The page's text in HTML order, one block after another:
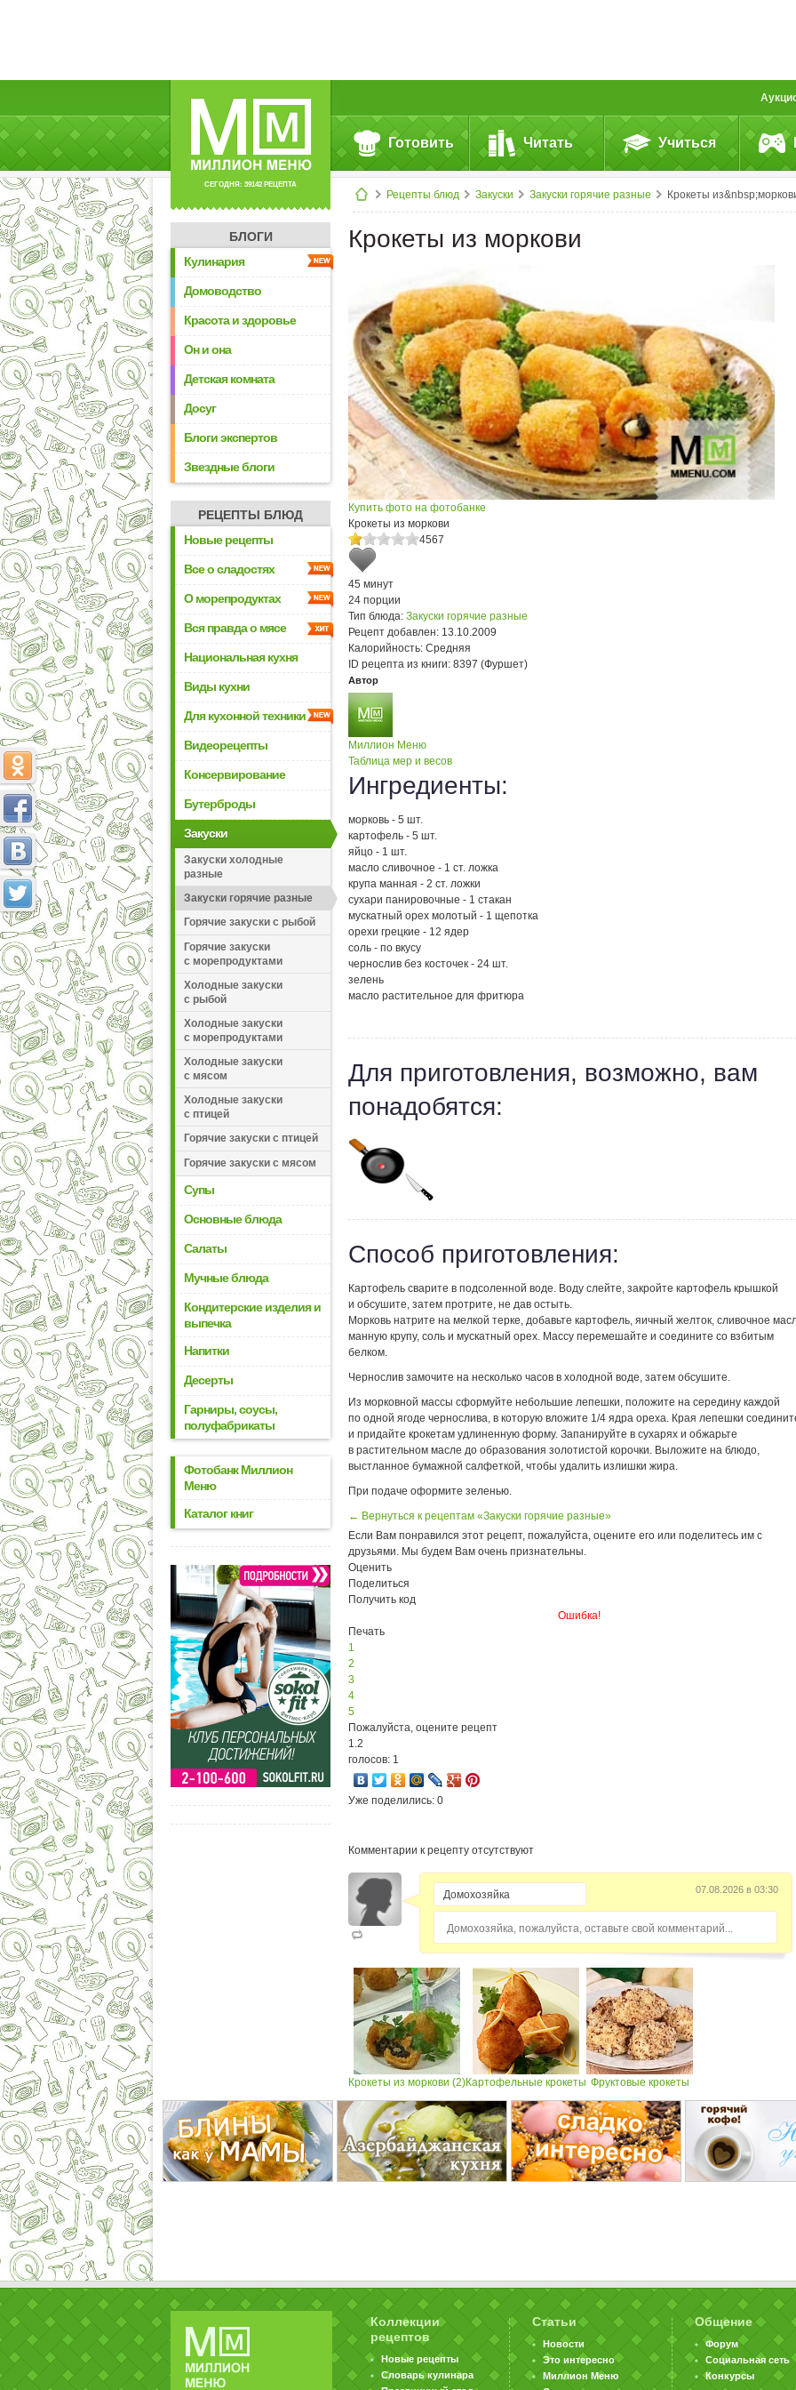
СЕГОДНЯ: 39142 РЕЦЕПТА
Готовить Читать Учиться
Рецепты блюд Закуски Закуски горячие разные Крокеты
БЛОГИ
Кулинария
Домоводство
Красота и здоровье
Он и она
Детская комната
Досуг
Блоги экспертов
Звездные блоги
РЕЦЕПТЫ БЛЮД
Новые рецепты
Все о сладостях
О морепродуктах
Вся правда о мясе
Национальная кухня
Виды кухни
Для кухонной техники
Видеорецепты
Консервирование
Бутерброды
Закуски
Закуски холодные
разные
Закуски горячие разные
Горячие закуски с рыбой
Горячие закуски
с морепродуктами
Холодные закуски
с рыбой
Холодные закуски
с морепродуктами
Холодные закуски
с мясом
Холодные закуски
с птицей
Горячие закуски с птицей
Горячие закуски с мясом
Супы
Основные блюда
Салаты
Мучные блюда
Кондитерские изделия и
выпечка
Напитки
Десерты
Гарниры, соусы,
полуфабрикаты
Фотобанк Миллион
Меню
Каталог книг
Крокеты из моркови
Купить фото на фотобанке
Крокеты из моркови
4567
45 минут
24 порции
Тип блюда: Закуски горячие разные
Рецепт добавлен: 13.10.2009
Калорийность: Средняя
ID рецепта из книги: 8397 (Фуршет)
Автор
Миллион Меню
Таблица мер и весов
Ингредиенты:
морковь - 5 шт.
картофель - 5 шт.
яйцо - 1 шт.
масло сливочное - 1 ст. ложка
крупа манная - 2 ст. ложки
сухари панировочные - 1 стакан
мускатный орех молотый - 1 щепотка
орехи грецкие - 12 ядер
соль - по вкусу
чернослив без косточек - 24 шт.
зелень
масло растительное для фритюра
Для приготовления, возможно, вам
понадобятся:
Способ приготовления:
Картофель сварите в подсоленной воде. Воду слейте, закройте картофель крышкой
и обсушите, затем протрите, не дав остыть.
Морковь натрите на мелкой терке, добавьте картофель, яичный желток, сливочное
манную крупу, соль и мускатный орех. Массу перемешайте и соедините со взбитым
белком.
Чернослив замочите на несколько часов в холодной воде, затем обсушите.
Из морковной массы сформуйте небольшие лепешки, положите на середину каждой
по одной ягоде чернослива, в которую вложите 1/4 ядра ореха. Края лепешки
и придайте крокетам удлиненную форму. Запанируйте в сухарях и обжарьте
в растительном масле до образования золотистой корочки. Выложите на блюдо,
выстланное бумажной салфеткой, чтобы удалить излишки жира.
При подаче оформите зеленью.
← Вернуться к рецептам «Закуски горячие разные»
Если Вам понравился этот рецепт, пожалуйста, оцените его или поделитесь им с
друзьями. Мы будем Вам очень признательны.
Оценить
Поделиться
Получить код
Ошибка!
Печать
1
2
3
4
5
Пожалуйста, оцените рецепт
1.2
голосов: 1
Уже поделились: 0
Комментарии к рецепту отсутствуют
07.08.2026 в 03:30
Домохозяйка, пожалуйста, оставьте свой комментарий...
Крокеты из моркови (2)Картoфельные крокеты Фруктовые крокеты
Коллекции
рецептов
Новые рецепты
Словарь кулинара
Статьи
Новости
Это интересно
Миллион Меню
Общение
Форум
Социальная сеть
Конкурсы